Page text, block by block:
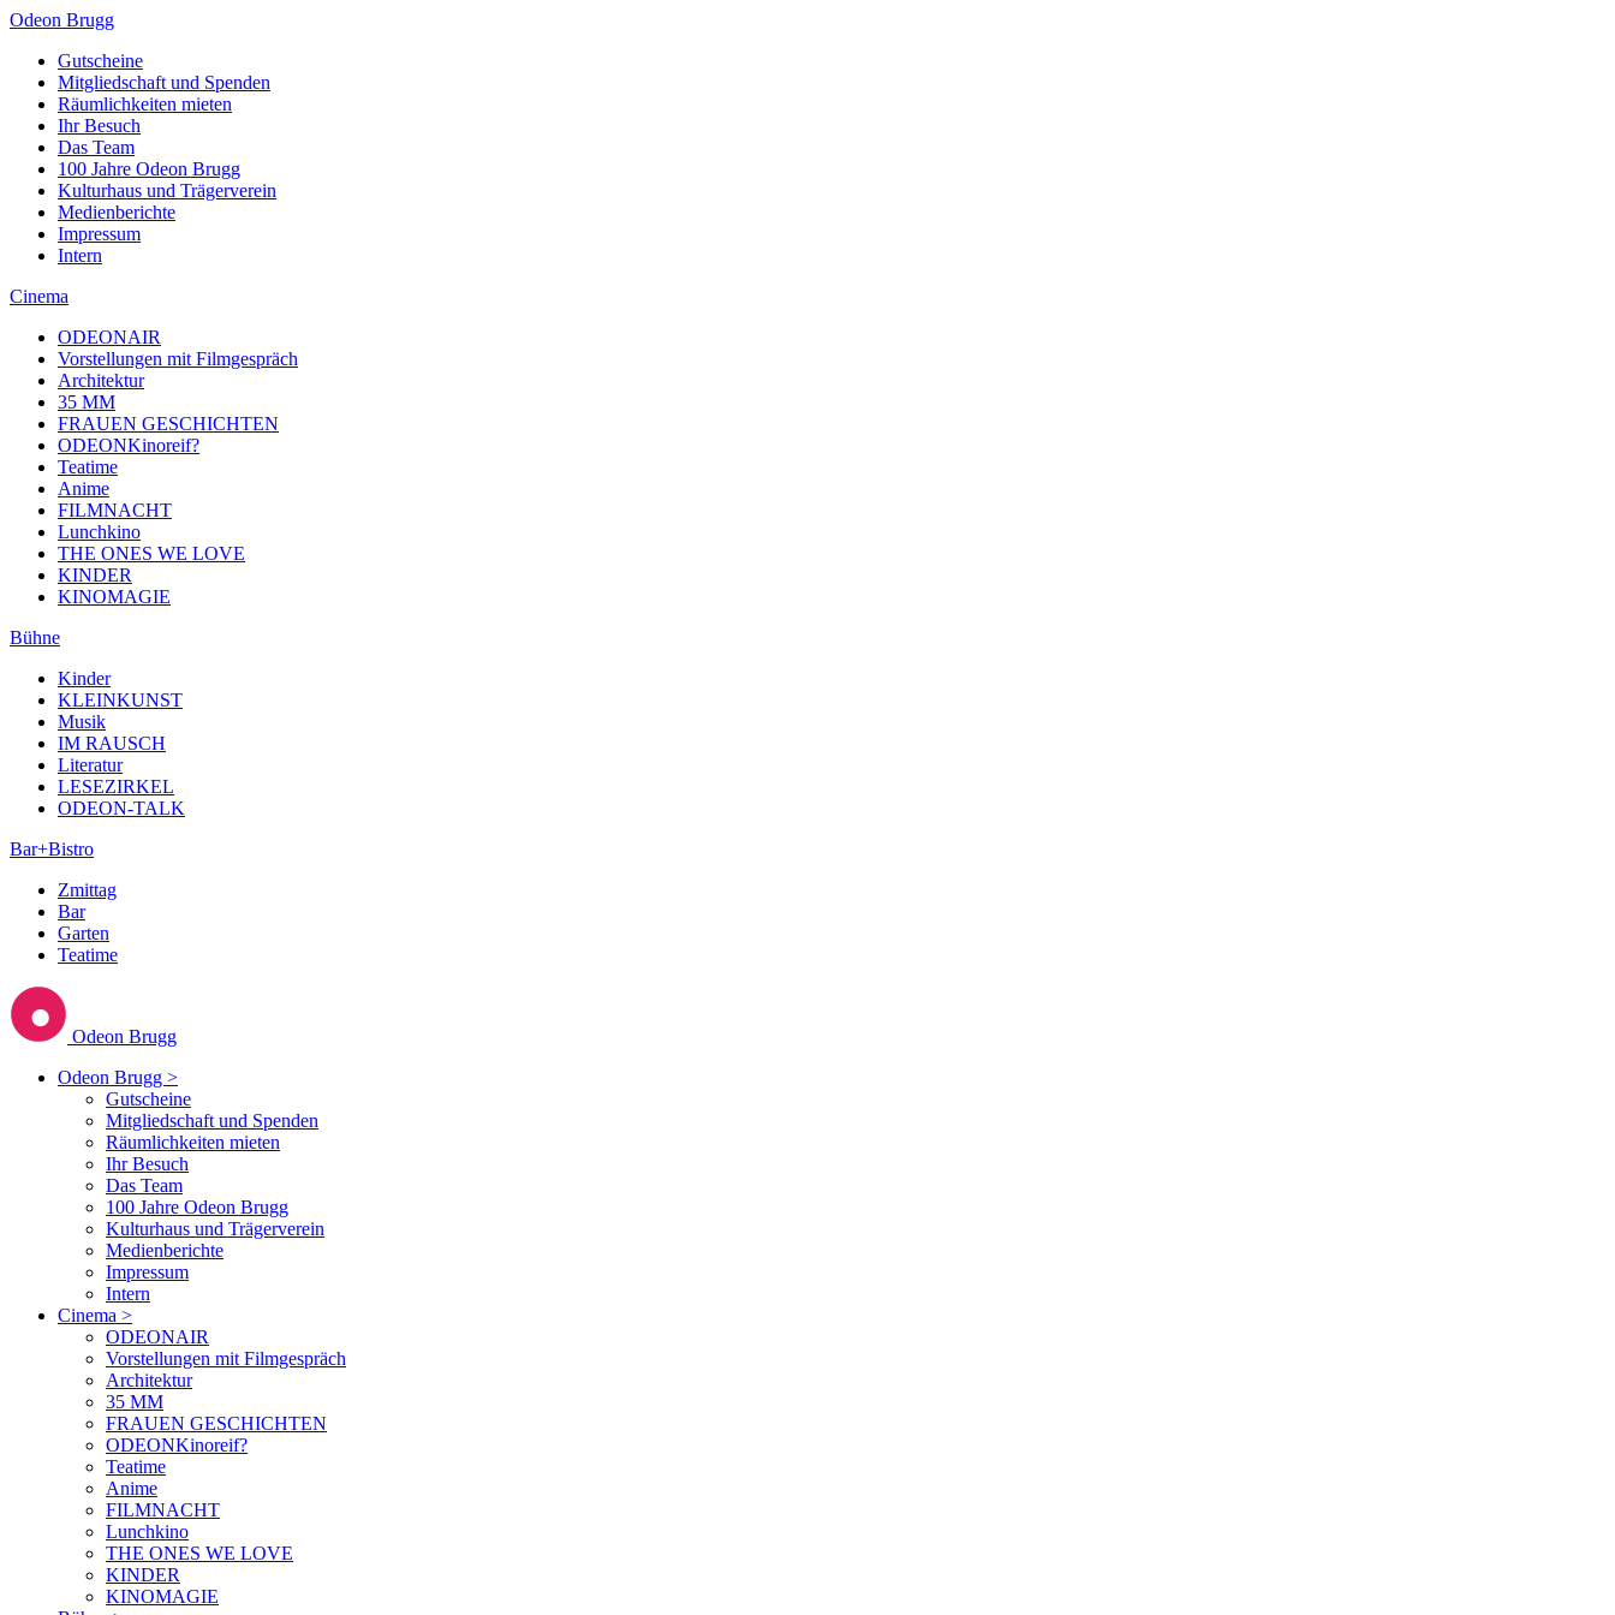
Odeon Brugg
Gutscheine
Mitgliedschaft und Spenden
Räumlichkeiten mieten
Ihr Besuch
Das Team
100 Jahre Odeon Brugg
Kulturhaus und Trägerverein
Medienberichte
Impressum
Intern
Cinema
ODEONAIR
Vorstellungen mit Filmgespräch
Architektur
35 MM
FRAUEN GESCHICHTEN
ODEONKinoreif?
Teatime
Anime
FILMNACHT
Lunchkino
THE ONES WE LOVE
KINDER
KINOMAGIE
Bühne
Kinder
KLEINKUNST
Musik
IM RAUSCH
Literatur
LESEZIRKEL
ODEON-TALK
Bar+Bistro
Zmittag
Bar
Garten
Teatime
Odeon Brugg
Odeon Brugg >
Gutscheine
Mitgliedschaft und Spenden
Räumlichkeiten mieten
Ihr Besuch
Das Team
100 Jahre Odeon Brugg
Kulturhaus und Trägerverein
Medienberichte
Impressum
Intern
Cinema >
ODEONAIR
Vorstellungen mit Filmgespräch
Architektur
35 MM
FRAUEN GESCHICHTEN
ODEONKinoreif?
Teatime
Anime
FILMNACHT
Lunchkino
THE ONES WE LOVE
KINDER
KINOMAGIE